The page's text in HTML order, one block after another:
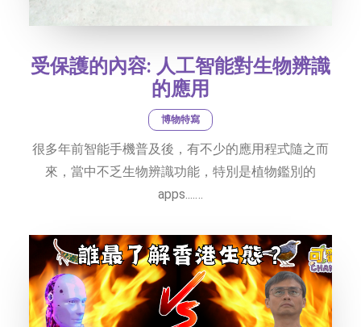
受保護的內容: 人工智能對生物辨識
的應用
博物特寫
很多年前智能手機普及後，有不少的應用程式隨之而
來，當中不乏生物辨識功能，特別是植物鑑別的
apps....…